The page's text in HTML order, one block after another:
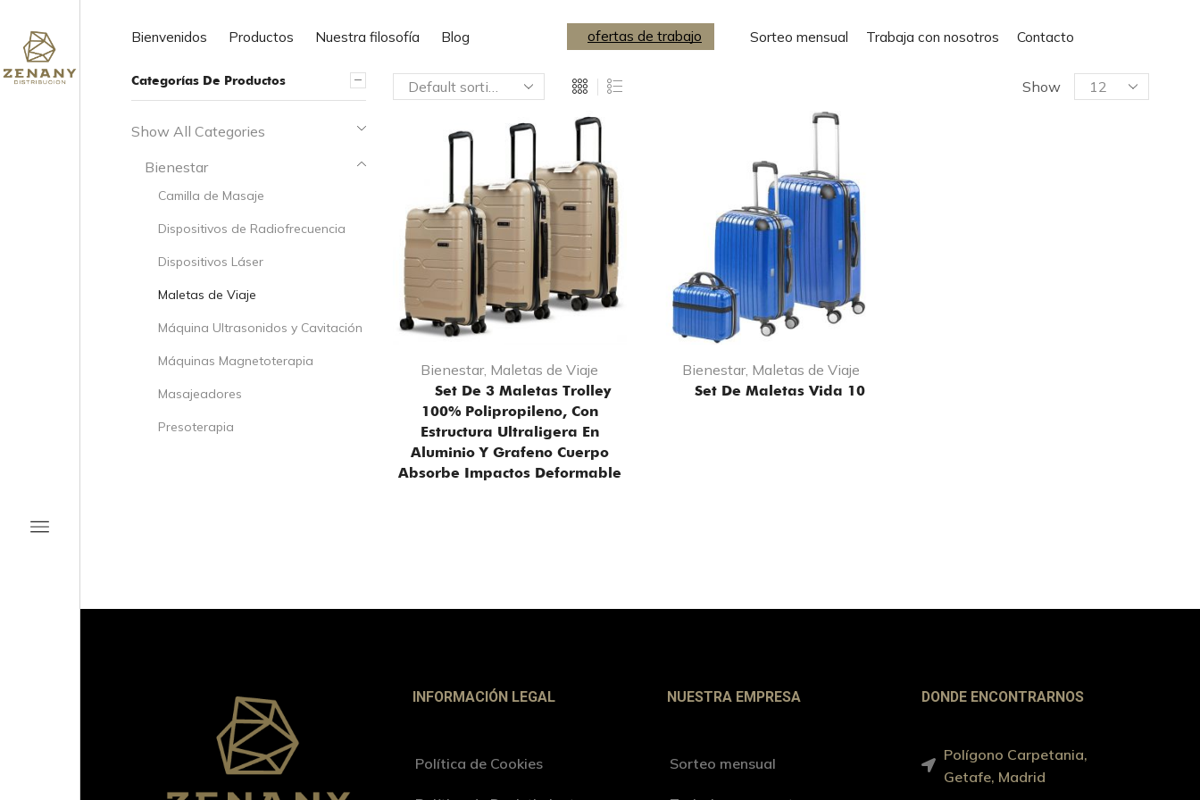
Bienvenidos Productos Nuestra filosofía Blog
ofertas de trabajo ofertas de trabajo ofertas de trabajo Sorteo mensual Trabaja con nosotros Contacto
Show
Bienestar, Maletas de Viaje
Set De 3 Maletas Trolley
100% Polipropileno, Con
Estructura Ultraligera En
Aluminio Y Grafeno Cuerpo
Absorbe Impactos Deformable
Bienestar, Maletas de Viaje
Set De Maletas Vida 10
Categorías De Productos
Show All Categories
Bienestar
Camilla de Masaje
Dispositivos de Radiofrecuencia
Dispositivos Láser
Maletas de Viaje
Máquina Ultrasonidos y Cavitación
Máquinas Magnetoterapia
Masajeadores
Presoterapia
INFORMACIÓN LEGAL
Política de Cookies
NUESTRA EMPRESA
Sorteo mensual
DONDE ENCONTRARNOS
Polígono Carpetania,
Getafe, Madrid